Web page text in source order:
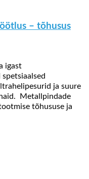
– tõhusus
igast
ja suure
Metallpindade
tõhususe ja